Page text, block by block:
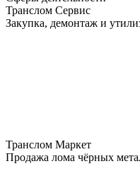
Транслом Сервис
Закупка, демонтаж и
Транслом Маркет
Продажа лома чёрных